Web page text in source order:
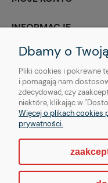
INFORMACJE
O NAS
Copyright © | OTHER Piercing
Dbamy o
Pliki cookies i pokrewne
i pomagają nam
zdecydować, czy
niektóre, klikając w
Więcej o plikach cookies
prywatności.